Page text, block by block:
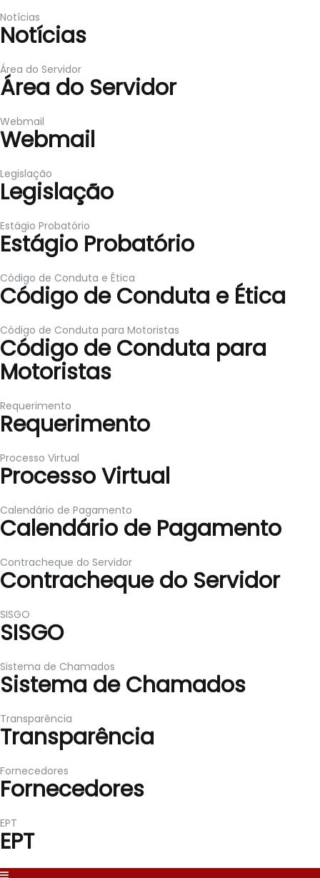
Notícias
Notícias
Área do Servidor
Área do Servidor
Webmail
Webmail
Legislação
Legislação
Estágio Probatório
Estágio Probatório
Código de Conduta e Ética
Código de Conduta e Ética
Código de Conduta para Motoristas
Código de Conduta para
Motoristas
Requerimento
Requerimento
Processo Virtual
Processo Virtual
Calendário de Pagamento
Calendário de Pagamento
Contracheque do Servidor
Contracheque do Servidor
SISGO
SISGO
Sistema de Chamados
Sistema de Chamados
Transparência
Transparência
Fornecedores
Fornecedores
EPT
EPT